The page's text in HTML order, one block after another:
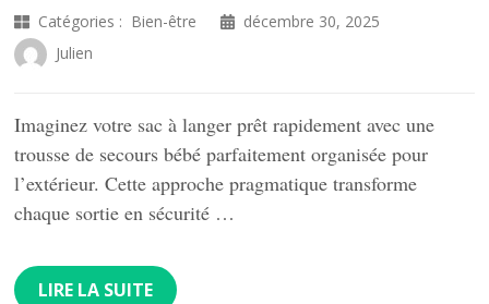
Catégories : Bien-être
décembre 30, 2025
Julien
Imaginez votre sac à langer prêt rapidement avec une
trousse de secours bébé parfaitement organisée pour
l’extérieur. Cette approche pragmatique transforme
chaque sortie en sécurité …
LIRE LA SUITE